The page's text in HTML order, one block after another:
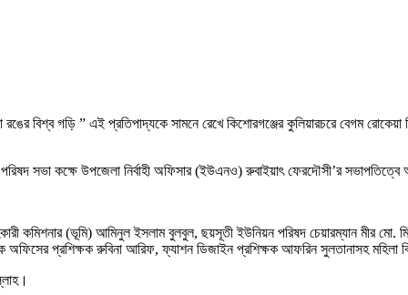
রঙের বিশ্ব গড়ি ” এই প্রতিপাদ্যকে সামনে রেখে কিশোরগঞ্জের কুলিয়ারচরে বেগম
সভা কক্ষে উপজেলা নির্বাহী অফিসার (ইউএনও) রুবাইয়াৎ ফেরদৌসী’র
কমিশনার (ভূমি) আমিনুল ইসলাম বুলবুল, ছয়সূতী ইউনিয়ন পরিষদ চেয়ারম্যান মীর
প্রশিক্ষক রুবিনা আরিফ, ফ্যাশন ডিজাইন প্রশিক্ষক আফরিন সুলতানাসহ মহিলা